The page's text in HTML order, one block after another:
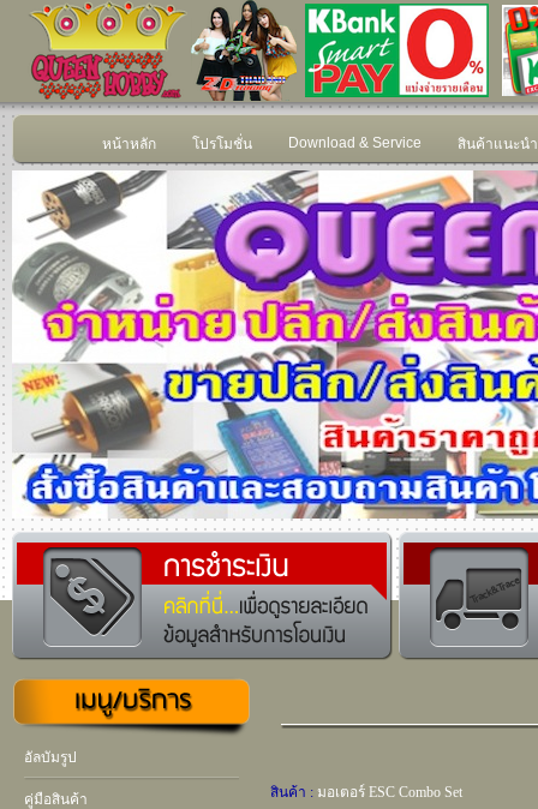
หน้าหลัก โปรโมชั่น Download & Service สินค้าแนะนำ
อัลบัมรูป
คู่มือสินค้า สินค้า : มอเตอร์ ESC Combo Set